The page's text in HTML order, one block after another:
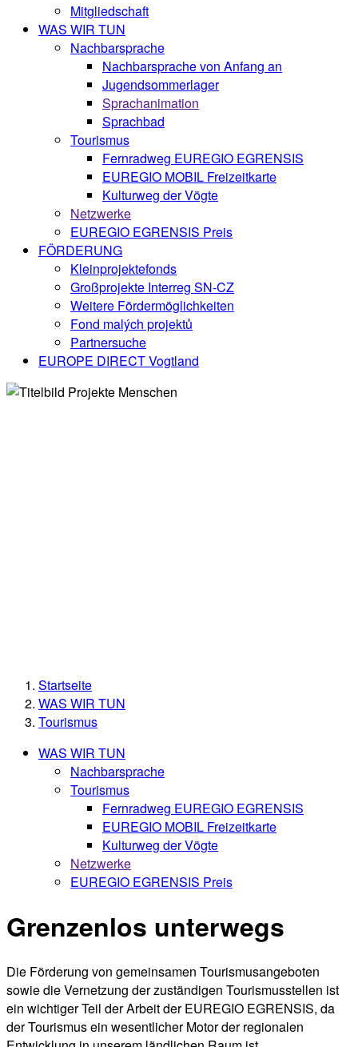
Mitgliedschaft
WAS WIR TUN
Nachbarsprache
Nachbarsprache von Anfang an
Jugendsommerlager
Sprachanimation
Sprachbad
Tourismus
Fernradweg EUREGIO EGRENSIS
EUREGIO MOBIL Freizeitkarte
Kulturweg der Vögte
Netzwerke
EUREGIO EGRENSIS Preis
FÖRDERUNG
Kleinprojektefonds
Großprojekte Interreg SN-CZ
Weitere Fördermöglichkeiten
Fond malých projektů
Partnersuche
EUROPE DIRECT Vogtland
Startseite
WAS WIR TUN
Tourismus
WAS WIR TUN
Nachbarsprache
Tourismus
Fernradweg EUREGIO EGRENSIS
EUREGIO MOBIL Freizeitkarte
Kulturweg der Vögte
Netzwerke
EUREGIO EGRENSIS Preis
Grenzenlos unterwegs
Die Förderung von gemeinsamen Tourismusangeboten
sowie die Vernetzung der zuständigen Tourismusstellen ist
ein wichtiger Teil der Arbeit der EUREGIO EGRENSIS, da
der Tourismus ein wesentlicher Motor der regionalen